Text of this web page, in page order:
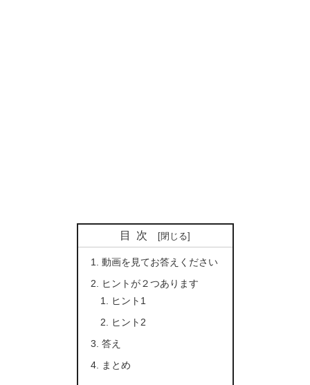
目次
動画を見てお答えください
ヒントが２つあります
ヒント1
ヒント2
答え
まとめ